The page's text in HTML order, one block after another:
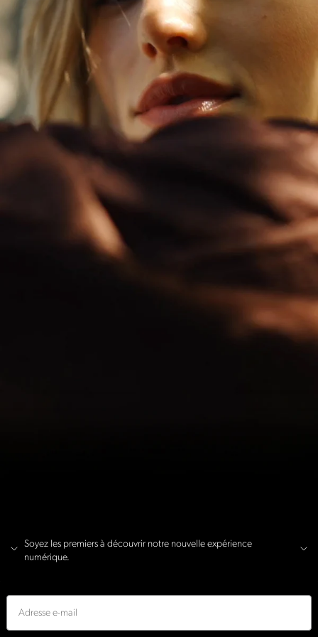
Soyez les premiers à découvrir notre nouvelle expérience
numérique.
E-mail